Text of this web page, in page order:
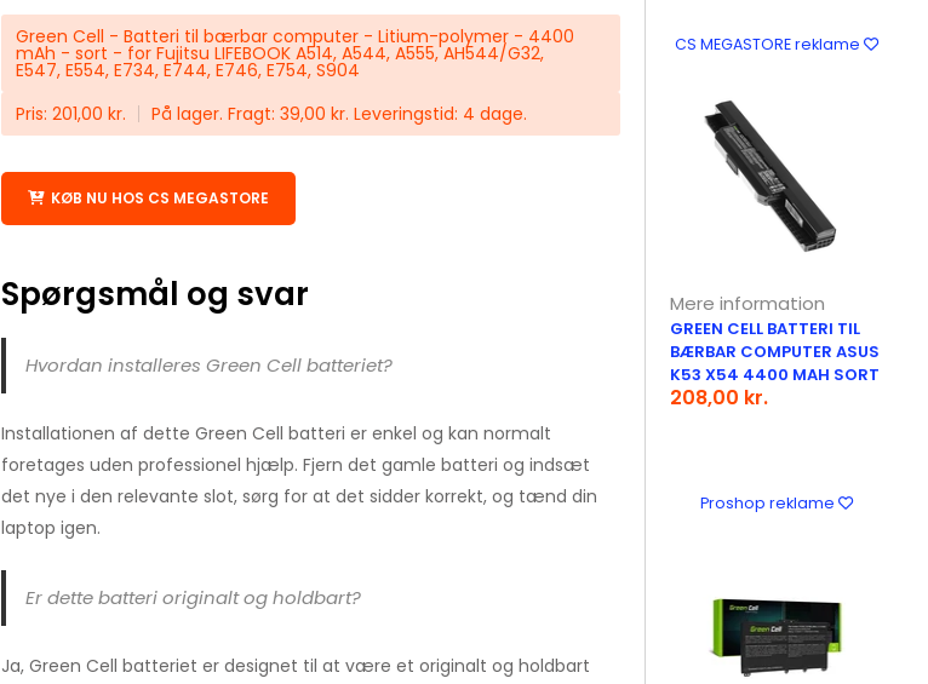
Green Cell - Batteri til bærbar computer - Litium-polymer - 4400
mAh - sort - for Fujitsu LIFEBOOK A514, A544, A555, AH544/G32,
E547, E554, E734, E744, E746, E754, S904
Pris: 201,00 kr.
På lager. Fragt: 39,00 kr. Leveringstid: 4 dage.
KØB NU HOS CS MEGASTORE
Spørgsmål og svar
Hvordan installeres Green Cell batteriet?
Installationen af dette Green Cell batteri er enkel og kan normalt
foretages uden professionel hjælp. Fjern det gamle batteri og indsæt
det nye i den relevante slot, sørg for at det sidder korrekt, og tænd din
laptop igen.
Er dette batteri originalt og holdbart?
Ja, Green Cell batteriet er designet til at være et originalt og holdbart
CS MEGASTORE reklame
Mere information
GREEN CELL BATTERI TIL
BÆRBAR COMPUTER ASUS
K53 X54 4400 MAH SORT
208,00 kr.
Proshop reklame